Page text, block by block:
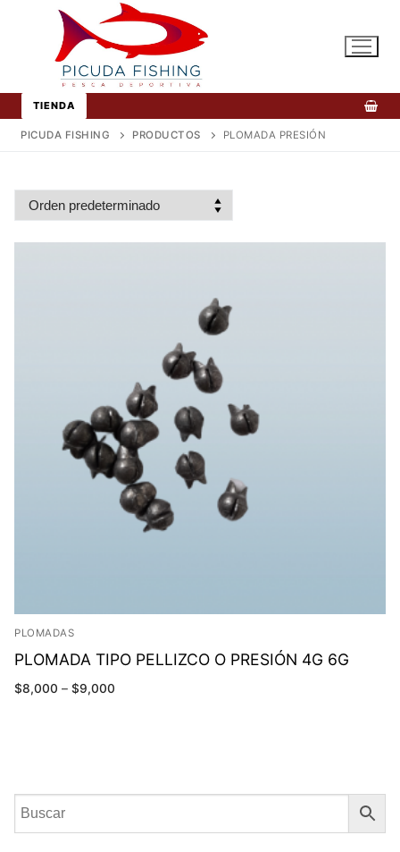
contenido
TIENDA
PICUDA FISHING PRODUCTOS PLOMADA PRESIÓN
PLOMADAS
PLOMADA TIPO PELLIZCO O PRESIÓN 4G 6G
$8,000 – $9,000